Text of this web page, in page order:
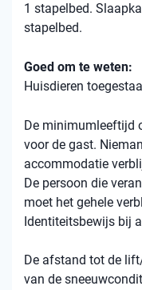
1 stapelbed.
stapelbed.
Goed om te weten:
Huisdieren
De minimumleeftijd
voor de gast.
accommodatie
De persoon die
moet het gehele
Identiteitsbewijs bij
De afstand tot de
van de